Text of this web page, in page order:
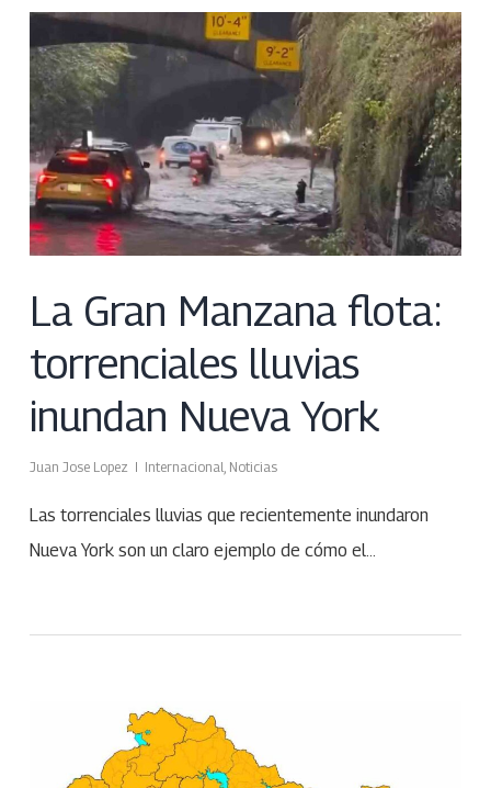
La Gran Manzana flota:
torrenciales lluvias
inundan Nueva York
Juan Jose Lopez Internacional Noticias
Las torrenciales lluvias que recientemente inundaron
Nueva York son un claro ejemplo de cómo el…